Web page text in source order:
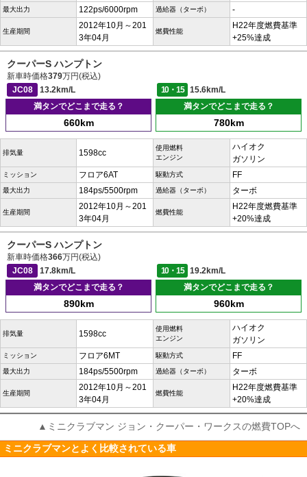
最大出力 122ps/6000rpm 過給器（ターボ） -
生産期間
2012年10月～201
3年04月
燃費性能
H22年度燃費基準
+25%達成
クーパーS ハンプトン
新車時価格379万円(税込)
JC08
13.2km/L 10・15
15.6km/L
満タンでどこまで走る？
660km
満タンでどこまで走る？
780km
排気量 1598cc
使用燃料
エンジン
ハイオク
ガソリン
ミッション フロア6AT 駆動方式 FF
最大出力 184ps/5500rpm 過給器（ターボ） ターボ
生産期間
2012年10月～201
3年04月
燃費性能
H22年度燃費基準
+20%達成
クーパーS ハンプトン
新車時価格366万円(税込)
JC08
17.8km/L 10・15
19.2km/L
満タンでどこまで走る？
890km
満タンでどこまで走る？
960km
排気量 1598cc
使用燃料
エンジン
ハイオク
ガソリン
ミッション フロア6MT 駆動方式 FF
最大出力 184ps/5500rpm 過給器（ターボ） ターボ
生産期間
2012年10月～201
3年04月
燃費性能
H22年度燃費基準
+20%達成
▲ミニクラブマン ジョン・クーパー・ワークスの燃費TOPへ
ミニクラブマンとよく比較されている車